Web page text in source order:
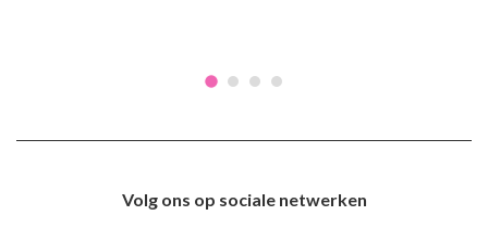
Volg ons op sociale netwerken